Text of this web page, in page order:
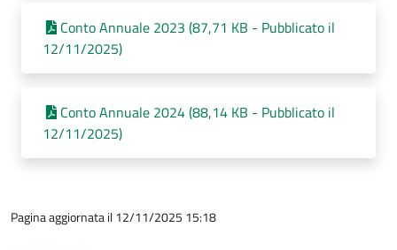
Conto Annuale 2023 (87,71 KB - Pubblicato il
12/11/2025)
Conto Annuale 2024 (88,14 KB - Pubblicato il
12/11/2025)
Pagina aggiornata il 12/11/2025 15:18